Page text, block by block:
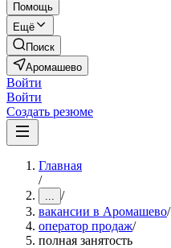
Помощь
Ещё
Поиск
Аромашево
Войти
Войти
Создать резюме
Главная
/
... /
вакансии в Аромашево/
оператор продаж/
полная занятость